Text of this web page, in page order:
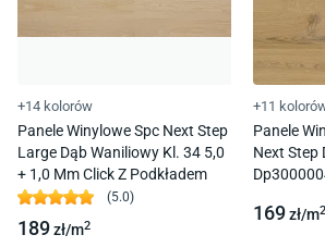
+14 kolorów
Panele Winylowe Spc Next Step
Large Dąb Waniliowy Kl. 34 5,0
+ 1,0 Mm Click Z Podkładem
(5.0)
189zł/m2
+11
Panele
Next Step
169zł/m2